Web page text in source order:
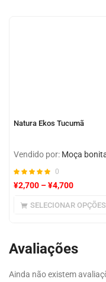
Natura Ekos Tucumã
Vendido por: Moça
0
¥2,700 –¥4,700
SELECIONAR OPÇÕES
Avaliações
Ainda não existem